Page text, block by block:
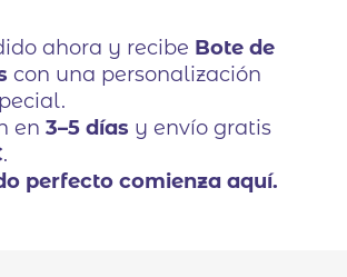
ahora y recibe Bote de
con una personalización
en3–5 días y envío gratis
.
perfecto comienza aquí.